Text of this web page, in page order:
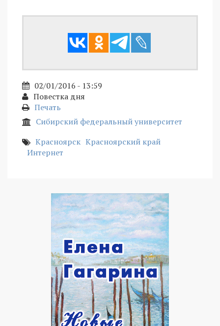
02/01/2016 - 13:59
Повестка дня
Печать
Сибирский федеральный университет
Красноярск Красноярский край
Интернет